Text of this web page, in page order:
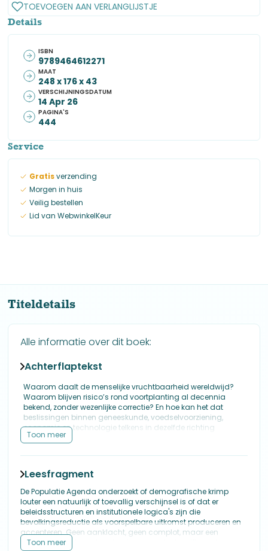
TOEVOEGEN AAN VERLANGLIJSTJE
Details
ISBN
9789464612271
MAAT
248 x 176 x 43
VERSCHIJNINGSDATUM
14 Apr 26
PAGINA'S
444
Service
Gratisverzending
Morgen in huis
Veilig bestellen
Lid van WebwinkelKeur
Titeldetails
Alle informatie over dit boek:
Achterflaptekst
Waarom daalt de menselijke vruchtbaarheid wereldwijd?
Waarom blijven risico’s rond voortplanting al decennia
bekend, zonder wezenlijke correctie? En hoe kan het dat
beslissingen binnen geneeskunde, voedselvoorziening,
economie en technologie telkens in dezelfde richting
uitkomen?
De Populatie Agendalaat zien dat deze richting geen recente
Van de eugenetische beweging aan het einde van de
internationale beleidskaders, tot hedendaagse agenda’s
van de United Nations, het World Economic Forum en de Bill
& Melinda Gates Foundation: telkens verandert de taal,
telkens wisselen de instituties — maar de uitkomsten
vertonen een opmerkelijke samenhang.
Toon meer
Leesfragment
De Populatie Agenda onderzoekt of demografische krimp
louter een natuurlijk of toevallig verschijnsel is of dat er
beleidsstructuren en institutionele logica's zijn die
bevolkingsreductie als voorspelbare uitkomst produceren en
accepteren. Geen aanklacht, geen complot, maar een
analytisch onderzoek op basis van gedeclassificeerde
Toon meer